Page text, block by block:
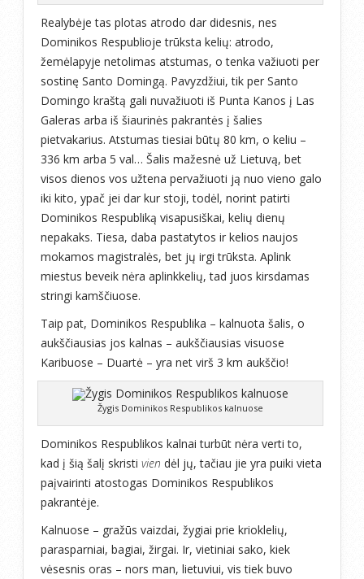
Realybėje tas plotas atrodo dar didesnis, nes
Dominikos Respublioje trūksta kelių: atrodo,
žemėlapyje netolimas atstumas, o tenka važiuoti per
sostinę Santo Domingą. Pavyzdžiui, tik per Santo
Domingo kraštą gali nuvažiuoti iš Punta Kanos į Las
Galeras arba iš šiaurinės pakrantės į šalies
pietvakarius. Atstumas tiesiai būtų 80 km, o keliu –
336 km arba 5 val… Šalis mažesnė už Lietuvą, bet
visos dienos vos užtena pervažiuoti ją nuo vieno galo
iki kito, ypač jei dar kur stoji, todėl, norint patirti
Dominikos Respubliką visapusiškai, kelių dienų
nepakaks. Tiesa, daba pastatytos ir kelios naujos
mokamos magistralės, bet jų irgi trūksta. Aplink
miestus beveik nėra aplinkkelių, tad juos kirsdamas
stringi kamščiuose.
Taip pat, Dominikos Respublika – kalnuota šalis, o
aukščiausias jos kalnas – aukščiausias visuose
Karibuose – Duartė – yra net virš 3 km aukščio!
Žygis Dominikos Respublikos kalnuose
Dominikos Respublikos kalnai turbūt nėra verti to,
kad į šią šalį skristi vien dėl jų, tačiau jie yra puiki vieta
paįvairinti atostogas Dominikos Respublikos
pakrantėje.
Kalnuose – gražūs vaizdai, žygiai prie krioklelių,
parasparniai, bagiai, žirgai. Ir, vietiniai sako, kiek
vėsesnis oras – nors man, lietuviui, vis tiek buvo